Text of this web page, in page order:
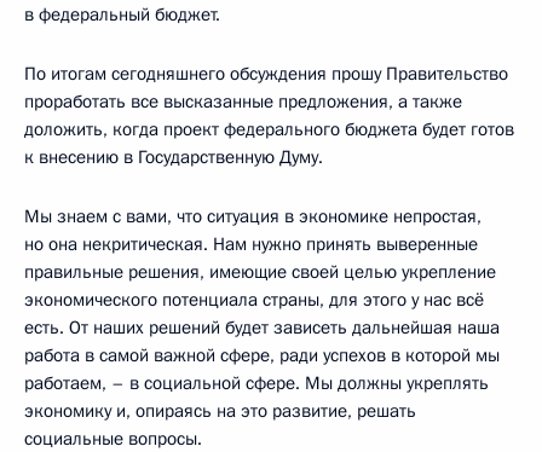
в федеральный бюджет.
По итогам сегодняшнего обсуждения прошу Правительство
проработать все высказанные предложения, а также
доложить, когда проект федерального бюджета будет готов
к внесению в Государственную Думу.
Мы знаем с вами, что ситуация в экономике непростая,
но она некритическая. Нам нужно принять выверенные
правильные решения, имеющие своей целью укрепление
экономического потенциала страны, для этого у нас всё
есть. От наших решений будет зависеть дальнейшая наша
работа в самой важной сфере, ради успехов в которой мы
работаем, – в социальной сфере. Мы должны укреплять
экономику и, опираясь на это развитие, решать
социальные вопросы.